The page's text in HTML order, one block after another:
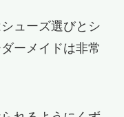
ューズ選びとシ
ーメイドは非常